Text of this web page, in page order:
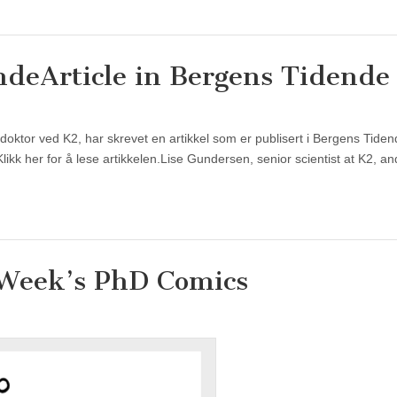
Article in Bergens Tidende
ved K2, har skrevet en artikkel som er publisert i Bergens
her for å lese artikkelen.Lise Gundersen, senior scientist at K2,
PhD Comics